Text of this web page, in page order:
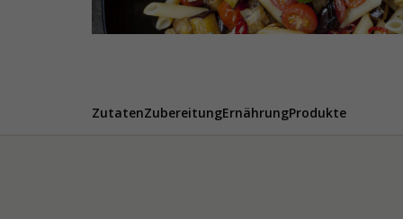
ZutatenZubereitungErnährungProdukte